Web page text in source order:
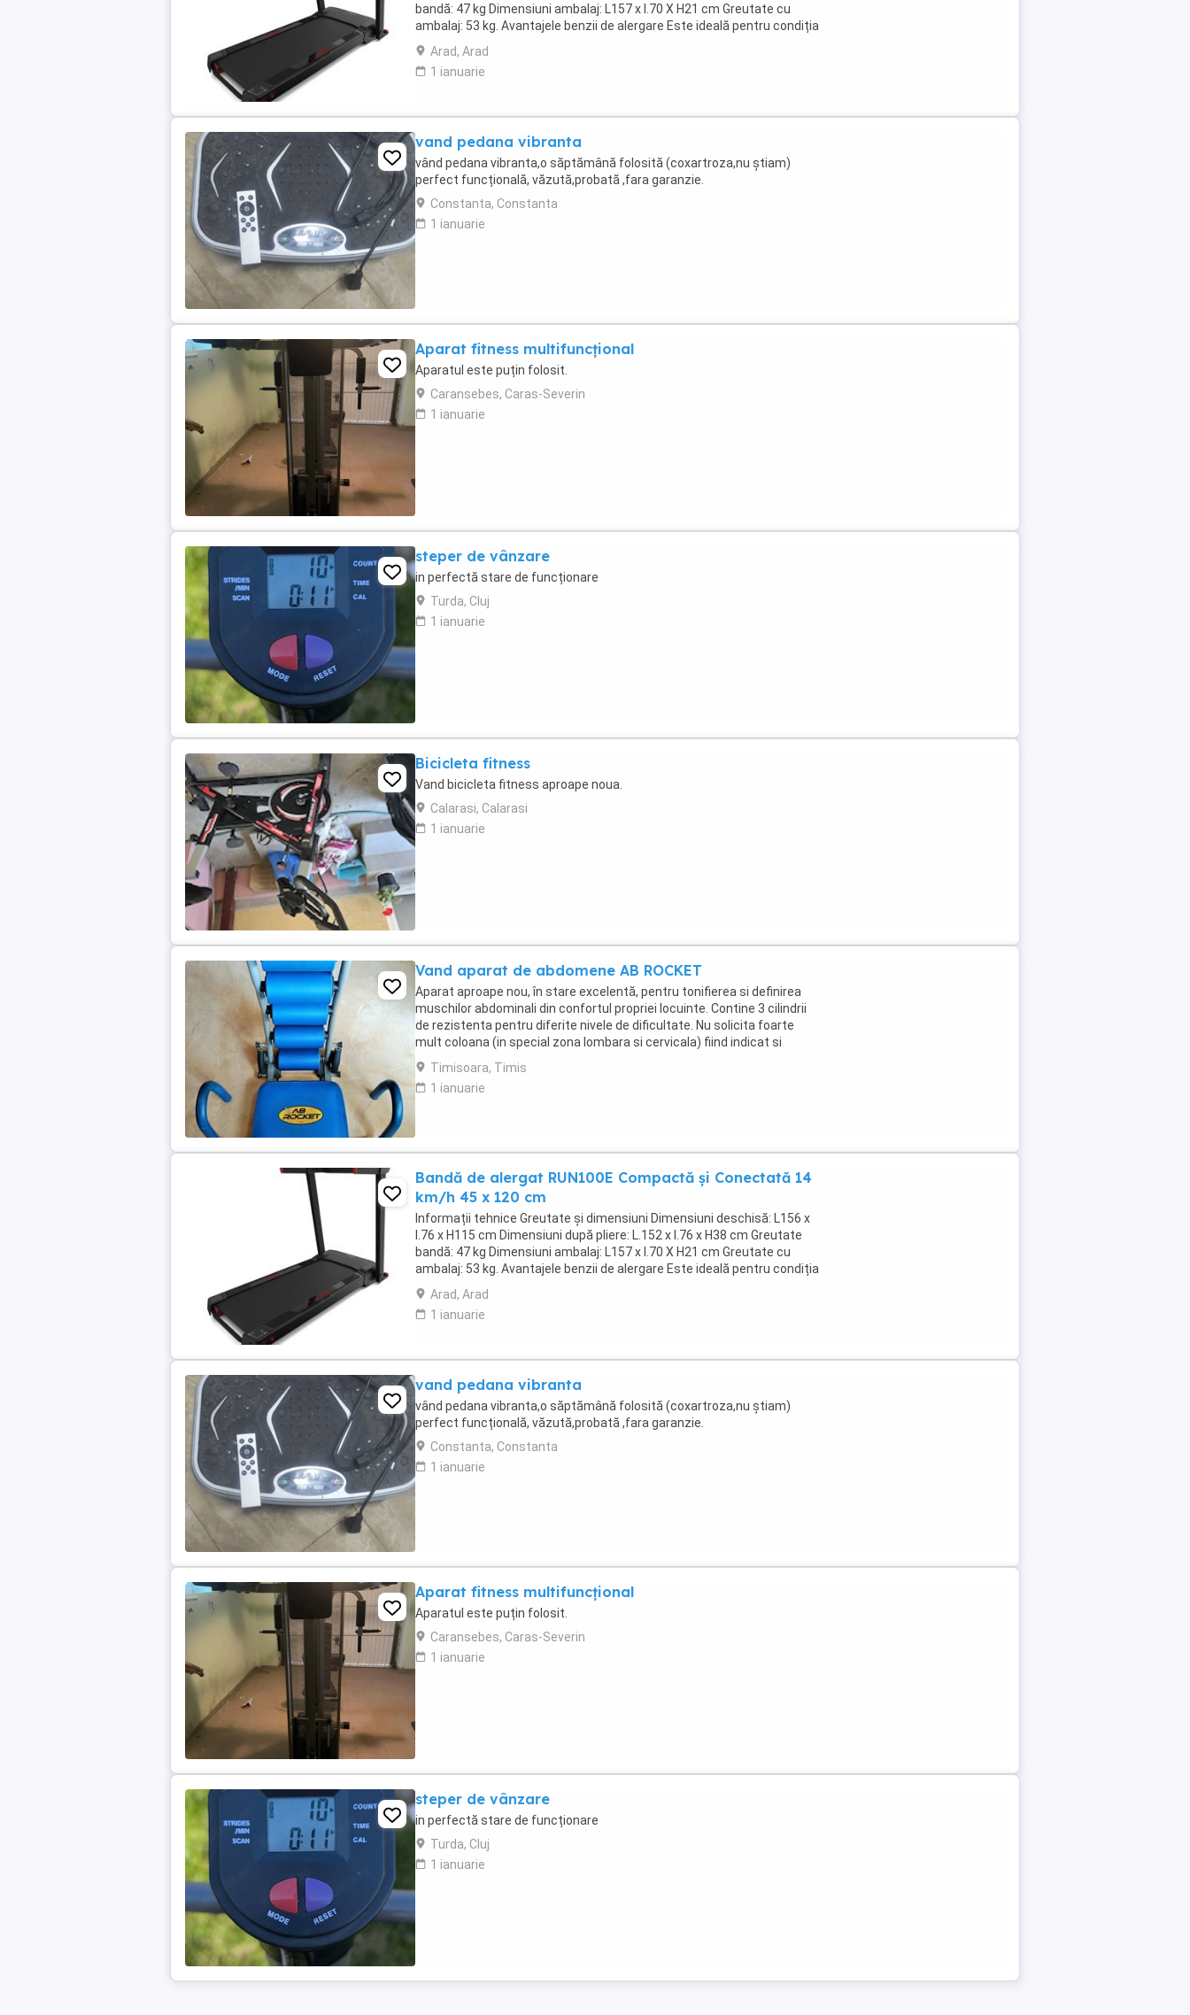
bandă: 47 kg Dimensiuni ambalaj: L157 x l.70 X H21 cm Greutate cu
ambalaj: 53 kg. Avantajele benzii de alergare Este ideală pentru condiția
fizică, pentru siluetă ...
Arad, Arad
1 ianuarie
vand pedana vibranta
vând pedana vibranta,o săptămână folosită (coxartroza,nu știam)
perfect funcțională, văzută,probată ,fara garanzie.
Constanta, Constanta
1 ianuarie
Aparat fitness multifuncțional
Aparatul este puțin folosit.
Caransebes, Caras-Severin
1 ianuarie
steper de vânzare
in perfectă stare de funcționare
Turda, Cluj
1 ianuarie
Bicicleta fitness
Vand bicicleta fitness aproape noua.
Calarasi, Calarasi
1 ianuarie
Vand aparat de abdomene AB ROCKET
Aparat aproape nou, în stare excelentă, pentru tonifierea si definirea
muschilor abdominali din confortul propriei locuinte. Contine 3 cilindrii
de rezistenta pentru diferite nivele de dificultate. Nu solicita foarte
mult coloana (in special zona lombara si cervicala) fiind indicat si
pentru persoanele ...
Timisoara, Timis
1 ianuarie
Bandă de alergat RUN100E Compactă și Conectată 14
km/h 45 x 120 cm
Informații tehnice Greutate și dimensiuni Dimensiuni deschisă: L156 x
l.76 x H115 cm Dimensiuni după pliere: L.152 x l.76 x H38 cm Greutate
bandă: 47 kg Dimensiuni ambalaj: L157 x l.70 X H21 cm Greutate cu
ambalaj: 53 kg. Avantajele benzii de alergare Este ideală pentru condiția
fizică, pentru siluetă ...
Arad, Arad
1 ianuarie
vand pedana vibranta
vând pedana vibranta,o săptămână folosită (coxartroza,nu știam)
perfect funcțională, văzută,probată ,fara garanzie.
Constanta, Constanta
1 ianuarie
Aparat fitness multifuncțional
Aparatul este puțin folosit.
Caransebes, Caras-Severin
1 ianuarie
steper de vânzare
in perfectă stare de funcționare
Turda, Cluj
1 ianuarie